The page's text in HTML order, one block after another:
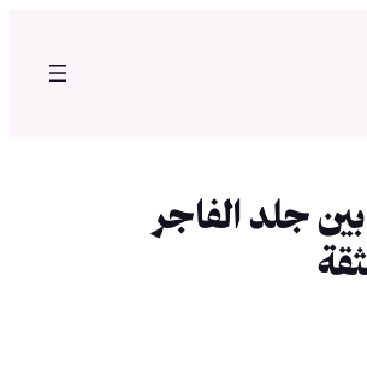
جلد الفاجر